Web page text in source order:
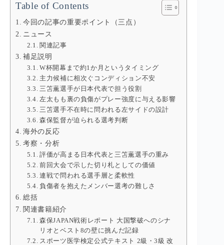
Table of Contents
今回の記事の重要ポイント（三点）
ニュース
関連記事
補足説明
W杯開幕まで約1か月というタイミング
主力候補に相次ぐコンディション不安
三笘薫選手が日本代表で担う役割
左太もも裏の負傷がプレー強度に与える影響
三笘選手不在時に問われる左サイドの設計
森保監督が迫られる選考判断
海外の反応
考察・分析
評価が高まる日本代表と三笘薫選手の重み
前回大会で示した切り札としての価値
連戦で問われる選手層と柔軟性
負傷者を抱えたメンバー選考の難しさ
総括
関連書籍紹介
森保JAPAN戦術レポート 大国撃破へのシナ
リオとベスト8の壁に挑んだ記録
スポーツ医学検定公式テキスト 2級・3級 改